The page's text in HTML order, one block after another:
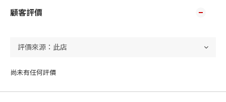
顧客評價
尚未有任何評價